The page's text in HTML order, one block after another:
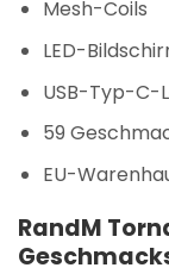
Mesh-Coils
LED-
USB-Typ-C-
59
EU-
RandM